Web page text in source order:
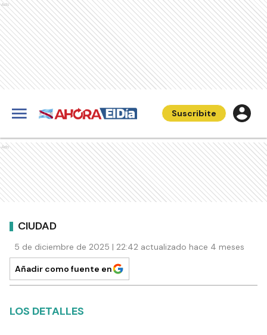
Ads
Suscribite
Ads
CIUDAD
5 de diciembre de 2025 | 22:42 actualizado hace 4 meses
Añadir como fuente en
LOS DETALLES